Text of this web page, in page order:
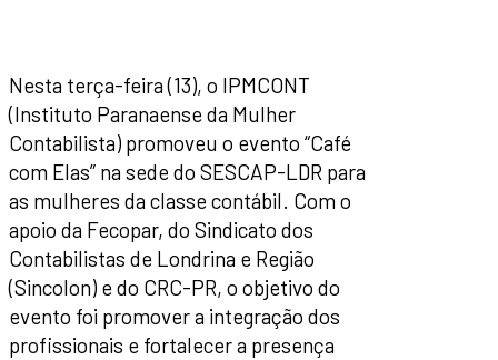
Nesta terça-feira (13), o IPMCONT
(Instituto Paranaense da Mulher
Contabilista) promoveu o evento “Café
com Elas” na sede do SESCAP-LDR para
as mulheres da classe contábil. Com o
apoio da Fecopar, do Sindicato dos
Contabilistas de Londrina e Região
(Sincolon) e do CRC-PR, o objetivo do
evento foi promover a integração dos
profissionais e fortalecer a presença